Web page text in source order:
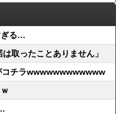
ぎる…
取ったことありません」
コチラwwwwwwwwwwww